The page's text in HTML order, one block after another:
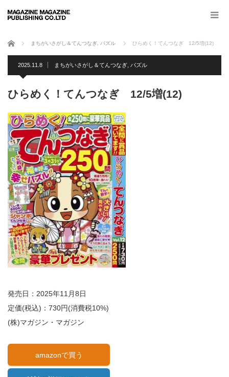
ホーム まちがいさがし＆てんつなぎ パズル ひらめく！てんつなぎ 12/5増(12)
2025.11.8 まちがいさがし＆てんつなぎ パズル
ひらめく！てんつなぎ 12/5増(12)
発売日：2025年11月8日
定価(税込)：730円(消費税10%)
(株)マガジン・マガジン
amazonで買う